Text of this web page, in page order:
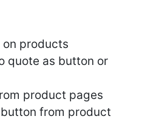
products
quote as button or
product pages
from product